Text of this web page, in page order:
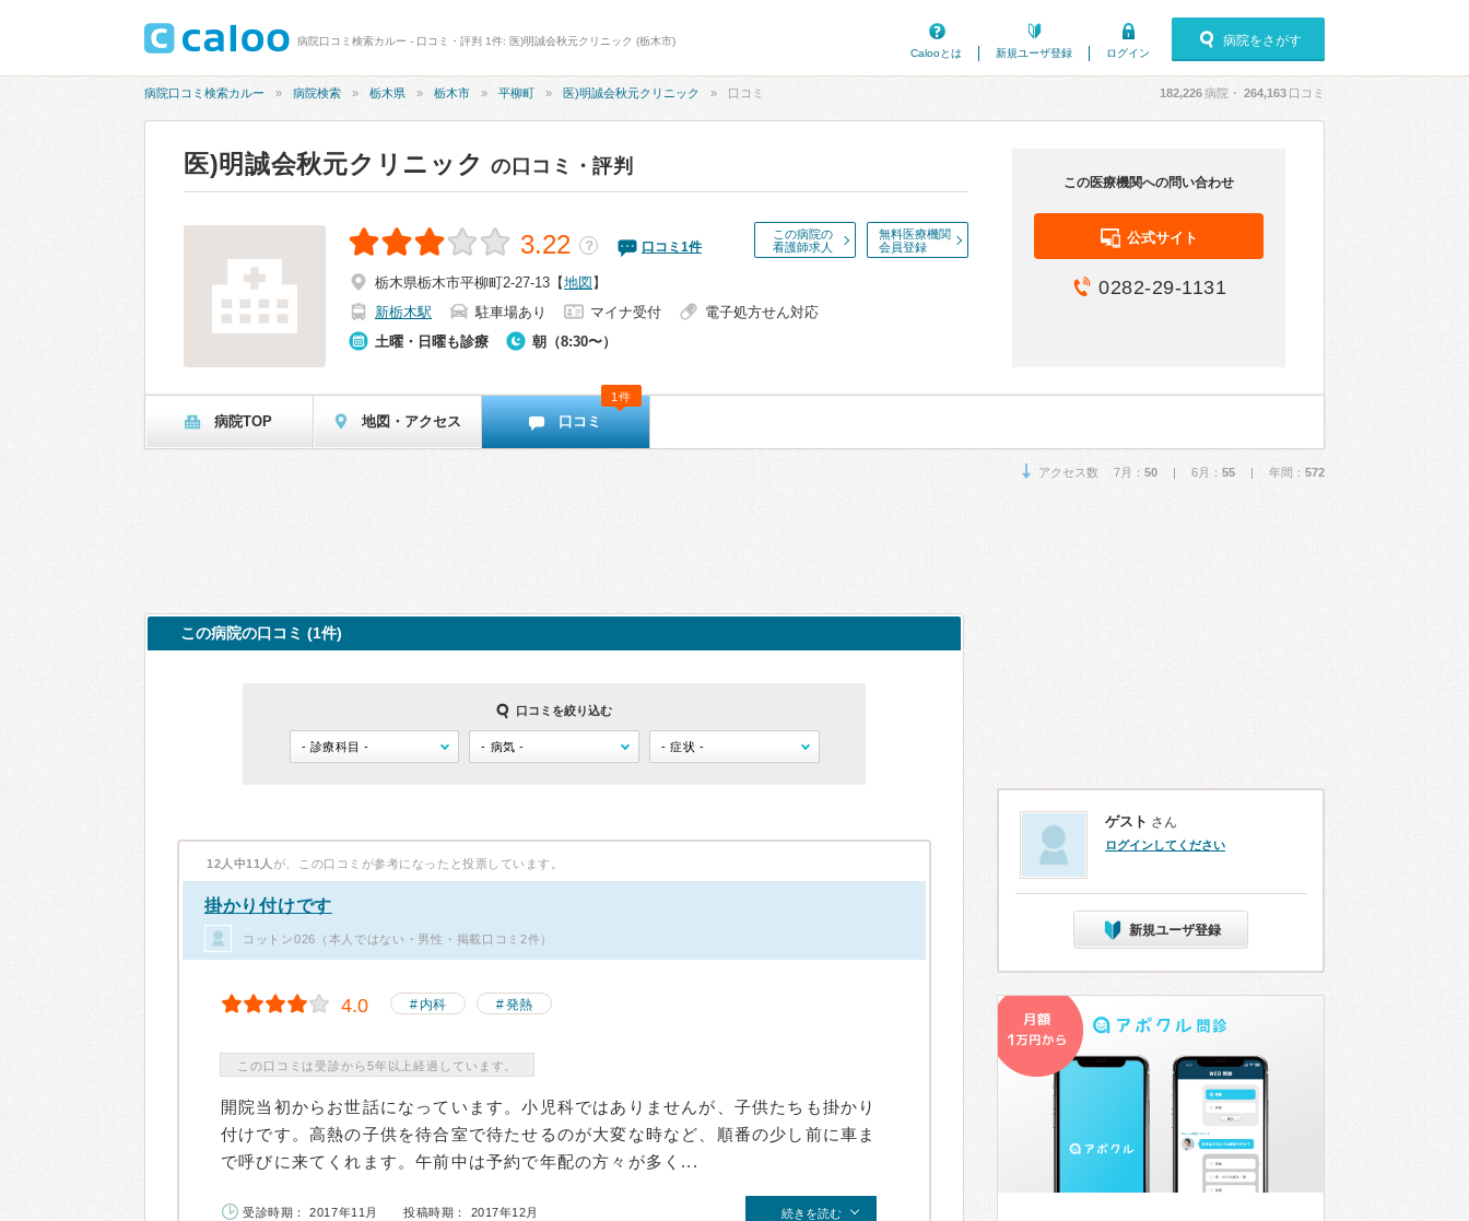
病院口コミ検索カルー - 口コミ・評判 1件: 医)明誠会秋元クリニック (栃木市)
Calooとは
新規ユーザ登録 ログイン
病院をさがす
病院口コミ検索カルー 病院検索 栃木県 栃木市 平柳町 医)明誠会秋元クリニック 口コミ 182,226病院・ 264,163 口コミ
医)明誠会秋元クリニック の口コミ・評判
この病院の
看護師求人
無料医療機関
会員登録
3.22 ？ 口コミ 1件
栃木県栃木市平柳町2-27-13 【地図 】
新栃木駅
駐車場あり マイナ受付
電子処方せん対応
土曜・日曜も診療
朝（8:30〜）
この医療機関への問い合わせ
公式サイト
0282-29-1131
病院TOP 地図・アクセス 口コミ
1件
アクセス数 7月： 50 | 6月： 55 | 年間： 572
この病院の口コミ (1件)
口コミを絞り込む
12人中11人 が、この口コミが参考になったと投票しています。
掛かり付けです
コットン026（本人ではない・男性・掲載口コミ2件）
4.0 内科 発熱
この口コミは受診から5年以上経過しています。
開院当初からお世話になっています。小児科ではありませんが、子供たちも掛かり
付けです。高熱の子供を待合室で待たせるのが大変な時など、順番の少し前に車ま
で呼びに来てくれます。午前中は予約で年配の方々が多く...
受診時期： 2017年11月 投稿時期： 2017年12月 続きを読む
ゲスト さん
ログインしてください
新規ユーザ登録